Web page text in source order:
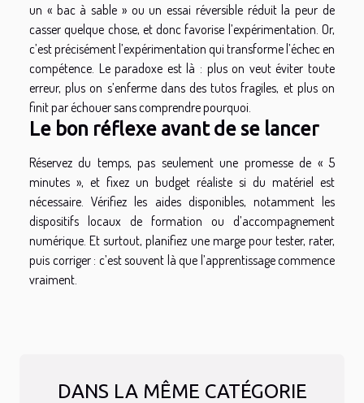
un « bac à sable » ou un essai réversible réduit la peur de
casser quelque chose, et donc favorise l’expérimentation. Or,
c’est précisément l’expérimentation qui transforme l’échec en
compétence. Le paradoxe est là : plus on veut éviter toute
erreur, plus on s’enferme dans des tutos fragiles, et plus on
finit par échouer sans comprendre pourquoi.
Le bon réflexe avant de se lancer
Réservez du temps, pas seulement une promesse de « 5
minutes », et fixez un budget réaliste si du matériel est
nécessaire. Vérifiez les aides disponibles, notamment les
dispositifs locaux de formation ou d’accompagnement
numérique. Et surtout, planifiez une marge pour tester, rater,
puis corriger : c’est souvent là que l’apprentissage commence
vraiment.
DANS LA MÊME CATÉGORIE